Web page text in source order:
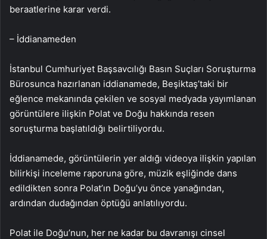
beraatlerine karar verdi.
– İddianameden
İstanbul Cumhuriyet Başsavcılığı Basın Suçları Soruşturma
Bürosunca hazırlanan iddianamede, Beşiktaş’taki bir
eğlence mekanında çekilen ve sosyal medyada yayımlanan
görüntülere ilişkin Polat ve Doğu hakkında resen
soruşturma başlatıldığı belirtiliyordu.
İddianamede, görüntülerin yer aldığı videoya ilişkin yapılan
bilirkişi inceleme raporuna göre, müzik eşliğinde dans
edildikten sonra Polat’ın Doğu’yu önce yanağından,
ardından dudağından öptüğü anlatılıyordu.
Polat ile Doğu’nun, her ne kadar bu davranışı cinsel